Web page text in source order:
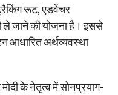
रूट, एडवेंचर
ले जाने की योजना है। इससे
आधारित अर्थव्यवस्था
के नेतृत्व में सोनप्रयाग-